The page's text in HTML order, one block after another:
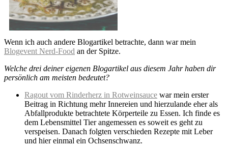
Wenn ich auch andere Blogartikel betrachte, dann war mein
Blogevent Nerd-Food an der Spitze.
Welche drei deiner eigenen Blogartikel aus diesem Jahr haben dir
persönlich am meisten bedeutet?
Ragout vom Rinderherz in Rotweinsauce war mein erster
Beitrag in Richtung mehr Innereien und hierzulande eher als
Abfallprodukte betrachtete Körperteile zu Essen. Ich finde es
dem Lebensmittel Tier angemessen es soweit es geht zu
verspeisen. Danach folgten verschieden Rezepte mit Leber
und hier einmal ein Ochsenschwanz.